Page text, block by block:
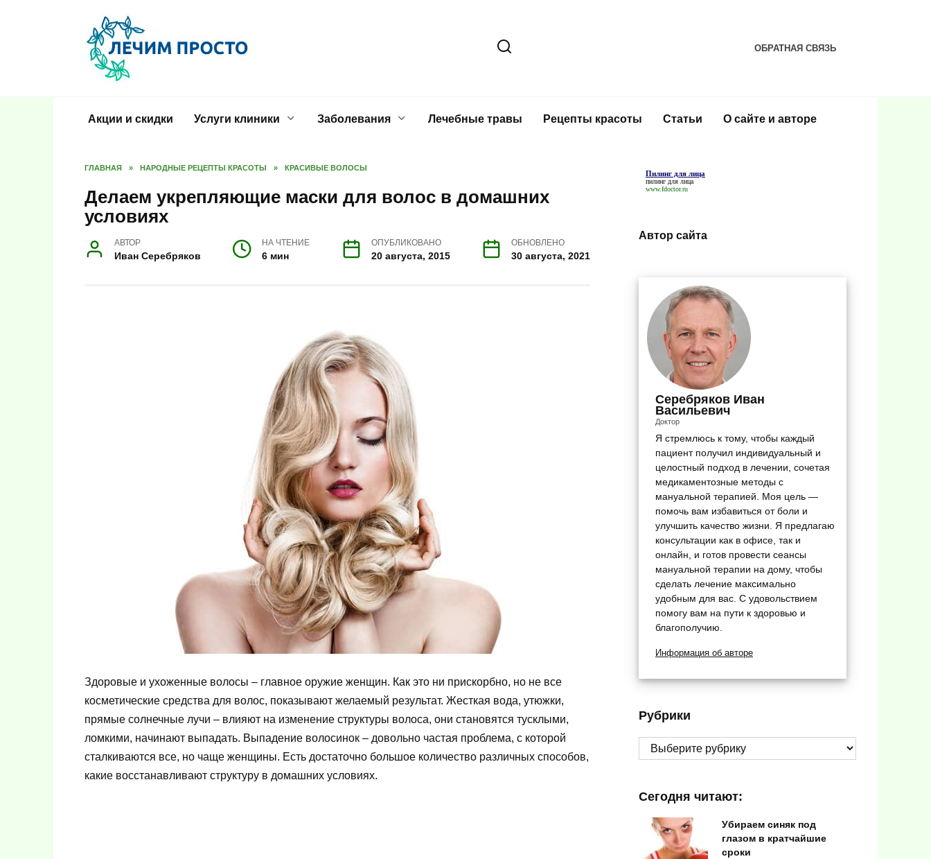
ОБРАТНАЯ СВЯЗЬ
Акции и скидки Услуги клиники Заболевания Лечебные травы Рецепты красоты Статьи О сайте и авторе
ГЛАВНАЯ » НАРОДНЫЕ РЕЦЕПТЫ КРАСОТЫ » КРАСИВЫЕ ВОЛОСЫ
Делаем укрепляющие маски для волос в домашних
условиях
АВТОР
Иван Серебряков
НА ЧТЕНИЕ
6 мин
ОПУБЛИКОВАНО
20 августа, 2015
ОБНОВЛЕНО
30 августа, 2021
Здоровые и ухоженные волосы – главное оружие женщин. Как это ни прискорбно, но не все
косметические средства для волос, показывают желаемый результат. Жесткая вода, утюжки,
прямые солнечные лучи – влияют на изменение структуры волоса, они становятся тусклыми,
ломкими, начинают выпадать. Выпадение волосинок – довольно частая проблема, с которой
сталкиваются все, но чаще женщины. Есть достаточно большое количество различных способов,
какие восстанавливают структуру в домашних условиях.
Пилинг для лица
пилинг для лица
www.fdoctor.ru
Автор сайта
Серебряков Иван
Васильевич
Доктор
Я стремлюсь к тому, чтобы каждый
пациент получил индивидуальный и
целостный подход в лечении, сочетая
медикаментозные методы с
мануальной терапией. Моя цель —
помочь вам избавиться от боли и
улучшить качество жизни. Я предлагаю
консультации как в офисе, так и
онлайн, и готов провести сеансы
мануальной терапии на дому, чтобы
сделать лечение максимально
удобным для вас. С удовольствием
помогу вам на пути к здоровью и
благополучию.
Информация об авторе
Рубрики
Рубрики
Сегодня читают:
Убираем синяк под
глазом в кратчайшие
сроки